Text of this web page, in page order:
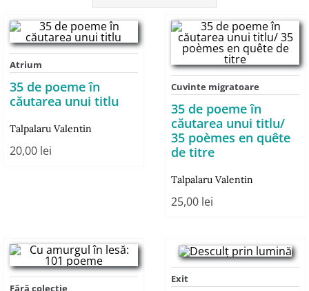
Atrium
35 de poeme în
căutarea unui titlu
Talpalaru Valentin
20,00 lei
Cuvinte migratoare
35 de poeme în
căutarea unui titlu/
35 poèmes en quête
de titre
Talpalaru Valentin
25,00 lei
Fără colecție
Exit